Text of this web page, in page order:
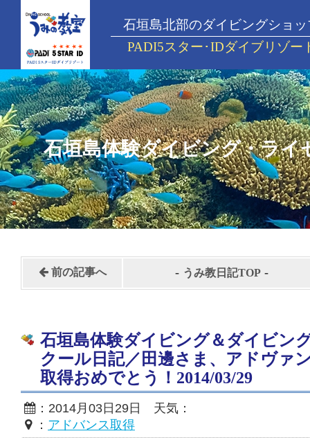
石垣島北部のダイビングショッ
PADI5スター･IDダイブリゾー
石垣島体験ダイビング・ライ
前の記事へ - うみ教日記TOP -
石垣島体験ダイビング＆ダイビン
クール日記／田邊さま、アドヴァ
取得おめでとう！2014/03/29
：2014月03日29日 天気：
： アドバンス取得